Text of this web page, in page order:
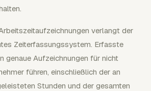
verlangt der
Zeiterfassungssystem. Erfasste
genaue Aufzeichnungen für nicht
führen, einschließlich der an
Stunden und der gesamten